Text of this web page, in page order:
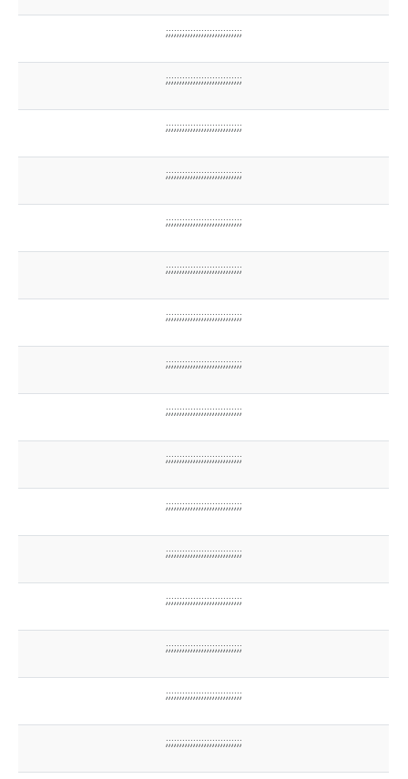
;;;;;;;;;;;;;;;;;;;;;;;;;;;;
;;;;;;;;;;;;;;;;;;;;;;;;;;;;
;;;;;;;;;;;;;;;;;;;;;;;;;;;;
;;;;;;;;;;;;;;;;;;;;;;;;;;;;
;;;;;;;;;;;;;;;;;;;;;;;;;;;;
;;;;;;;;;;;;;;;;;;;;;;;;;;;;
;;;;;;;;;;;;;;;;;;;;;;;;;;;;
;;;;;;;;;;;;;;;;;;;;;;;;;;;;
;;;;;;;;;;;;;;;;;;;;;;;;;;;;
;;;;;;;;;;;;;;;;;;;;;;;;;;;;
;;;;;;;;;;;;;;;;;;;;;;;;;;;;
;;;;;;;;;;;;;;;;;;;;;;;;;;;;
;;;;;;;;;;;;;;;;;;;;;;;;;;;;
;;;;;;;;;;;;;;;;;;;;;;;;;;;;
;;;;;;;;;;;;;;;;;;;;;;;;;;;;
;;;;;;;;;;;;;;;;;;;;;;;;;;;;